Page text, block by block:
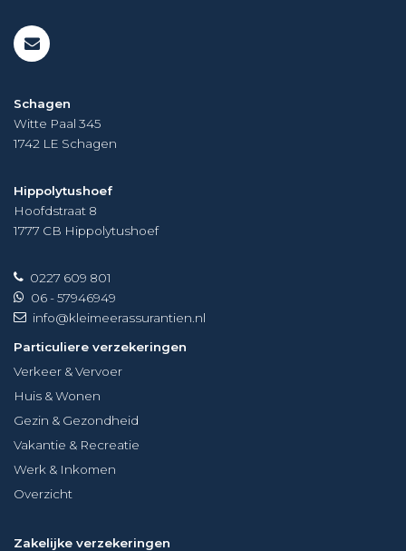
Schagen
Witte Paal 345
1742 LE Schagen
Hippolytushoef
Hoofdstraat 8
1777 CB Hippolytushoef
0227 609 801
06 - 57946949
info@kleimeerassurantien.nl
Particuliere verzekeringen
Verkeer & Vervoer
Huis & Wonen
Gezin & Gezondheid
Vakantie & Recreatie
Werk & Inkomen
Overzicht
Zakelijke verzekeringen